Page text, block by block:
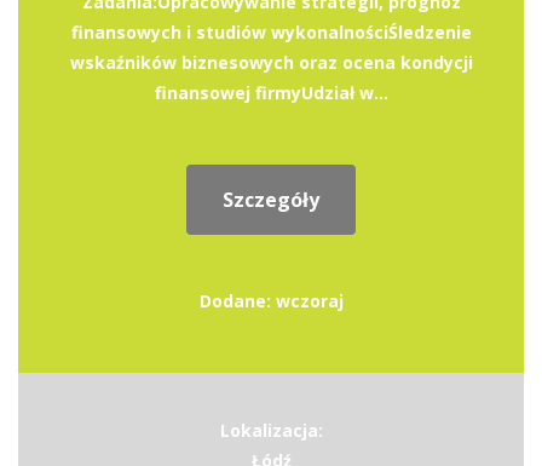
finansowych i studiów wykonalnościŚledzenie
wskaźników biznesowych oraz ocena kondycji
finansowej firmyUdział w...
Szczegóły
Dodane: wczoraj
Lokalizacja:
Łódź